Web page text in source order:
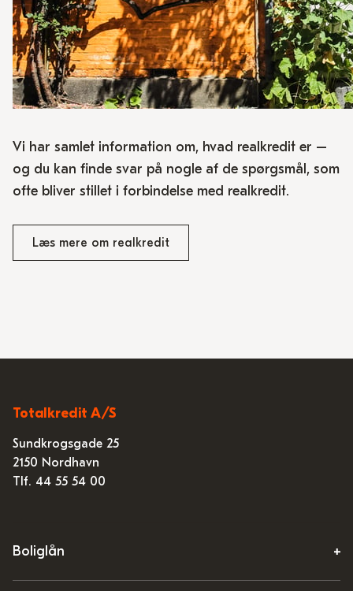
Vi har samlet information om, hvad realkredit er –
og du kan finde svar på nogle af de spørgsmål, som
ofte bliver stillet i forbindelse med realkredit.
Læs mere om realkredit
Totalkredit A/S
Sundkrogsgade 25
2150 Nordhavn
Tlf. 44 55 54 00
Boliglån